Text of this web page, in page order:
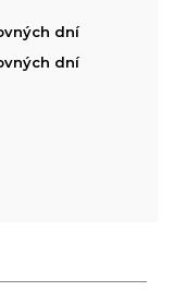
dní
dní